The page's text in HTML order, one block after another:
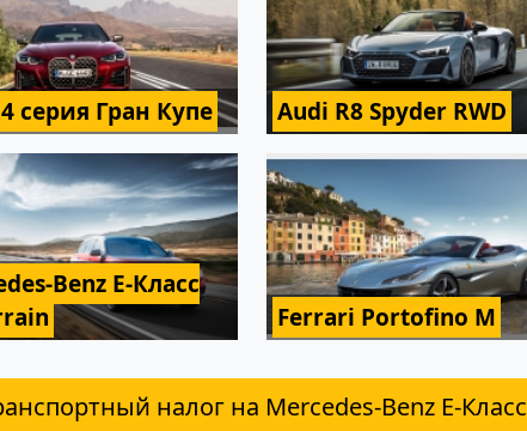
серия Гран Купе Audi R8 Spyder RWD
Benz E-Класс
Ferrari Portofino M
налог на Mercedes-Benz E-Класс